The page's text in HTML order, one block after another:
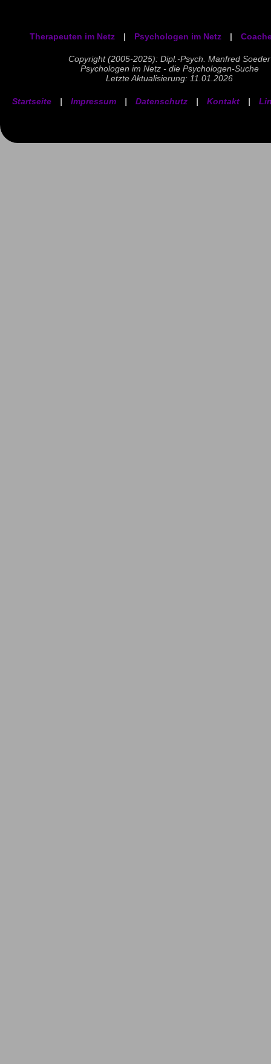
Therapeuten im Netz | Psychologen im Netz |
Copyright (2005-2025): Dipl.-Psych. Manfred Soeder
Psychologen im Netz - die Psychologen-Suche
Letzte Aktualisierung: 11.01.2026
Startseite | Impressum | Datenschutz | Kontakt |